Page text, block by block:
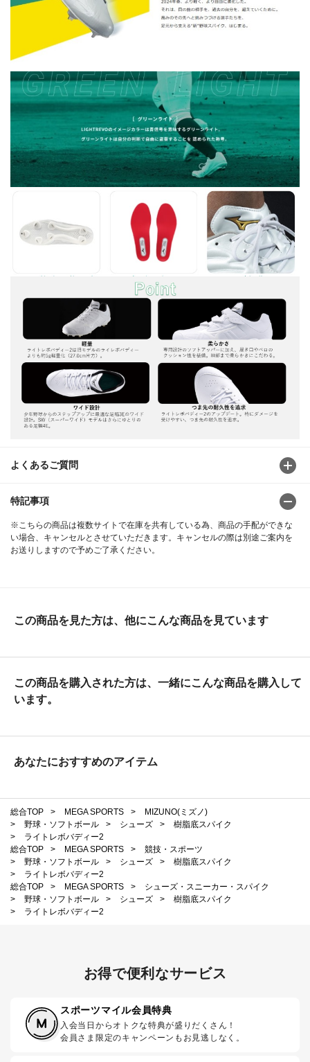
よくあるご質問
特記事項
※こちらの商品は複数サイトで在庫を共有している為、商品の手配ができな
い場合、キャンセルとさせていただきます。キャンセルの際は別途ご案内を
お送りしますので予めご了承ください。
この商品を見た方は、他にこんな商品を見ています
この商品を購入された方は、一緒にこんな商品を購入して
います。
あなたにおすすめのアイテム
総合TOP > MEGA SPORTS >
MIZUNO(ミズノ)
>
野球・ソフトボール > シューズ >
樹脂底スパイク
>
ライトレボバディー2
総合TOP
> MEGA SPORTS >
競技・スポーツ
>
野球・ソフトボール > シューズ >
樹脂底スパイク
>
ライトレボバディー2
総合TOP
> MEGA SPORTS >
シューズ・スニーカー・スパイク
>
野球・ソフトボール > シューズ >
樹脂底スパイク
>
ライトレボバディー2
お得で便利なサービス
スポーツマイル会員特典
入会当日からオトクな特典が盛りだくさん！
会員さま限定のキャンペーンもお見逃しなく。